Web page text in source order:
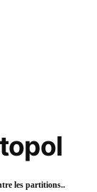
les partitions..